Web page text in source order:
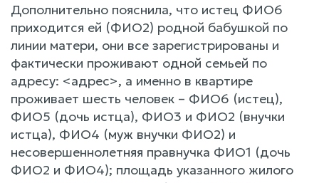
Дополнительно пояснила, что истец ФИО6
приходится ей (ФИО2) родной бабушкой по
линии матери, они все зарегистрированы и
фактически проживают одной семьей по
адресу: <адрес>, а именно в квартире
проживает шесть человек – ФИО6 (истец),
ФИО5 (дочь истца), ФИО3 и ФИО2 (внучки
истца), ФИО4 (муж внучки ФИО2) и
несовершеннолетняя правнучка ФИО1 (дочь
ФИО2 и ФИО4); площадь указанного жилого